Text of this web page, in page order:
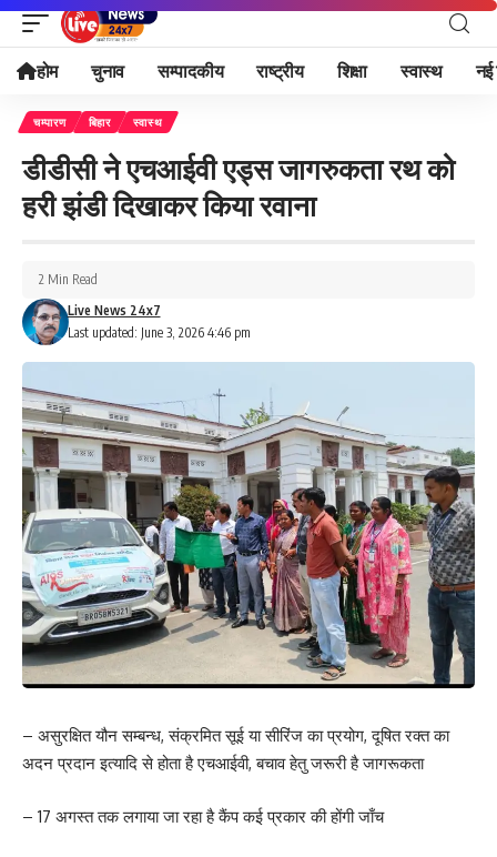
होम चुनाव सम्पादकीय राष्ट्रीय शिक्षा स्वास्थ नई
चम्पारण बिहार स्वास्थ
डीडीसी ने एचआईवी एड्स जागरुकता रथ को
हरी झंडी दिखाकर किया रवाना
Last updated: June 3, 2026 4:46 pm
Live News 24x7
2 Min Read
– असुरक्षित यौन सम्बन्ध, संक्रमित सूई या सीरिंज का प्रयोग, दूषित रक्त का
अदन प्रदान इत्यादि से होता है एचआईवी, बचाव हेतु जरूरी है जागरूकता
– 17 अगस्त तक लगाया जा रहा है कैंप कई प्रकार की होंगी जाँच